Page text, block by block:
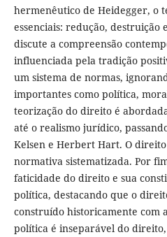
hermenêutico de Heidegger, o
essenciais: redução, destruição
discute a compreensão
influenciada pela tradição
um sistema de normas,
importantes como política,
teorização do direito é
até o realismo jurídico,
Kelsen e Herbert Hart. O
normativa sistematizada. Por
faticidade do direito e sua
política, destacando que o
construído historicamente com
política é inseparável do